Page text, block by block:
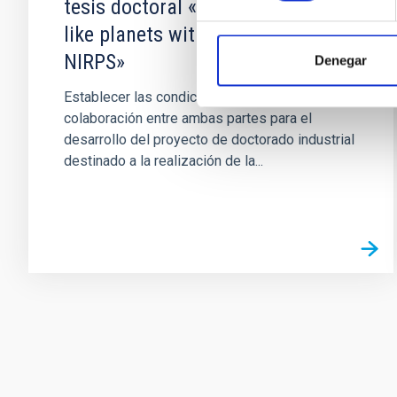
Denegar
tesis doctoral «Habitable Earth-
like planets with ESPRESSO and
NIRPS»
Establecer las condiciones que rigen la
colaboración entre ambas partes para el
desarrollo del proyecto de doctorado industrial
destinado a la realización de la...